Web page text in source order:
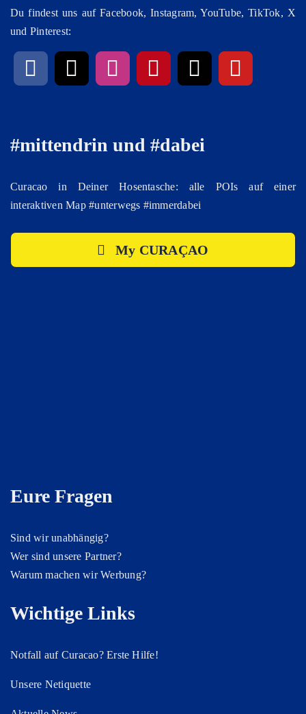
Du findest uns auf Facebook, Instagram, YouTube, TikTok, X
und Pinterest:
#mittendrin und #dabei
Curacao in Deiner Hosentasche: alle POIs auf einer
interaktiven Map #unterwegs #immerdabei
My CURAÇAO
Eure Fragen
Sind wir unabhängig?
Wer sind unsere Partner?
Warum machen wir Werbung?
Wichtige Links
Notfall auf Curacao? Erste Hilfe!
Unsere Netiquette